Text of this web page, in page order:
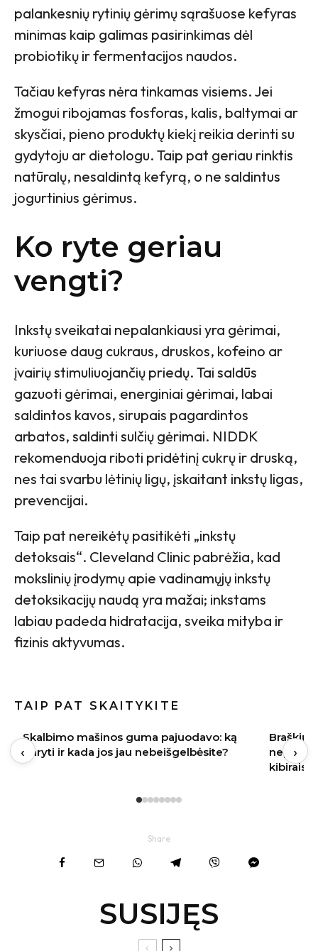
palankesnių rytinių gėrimų sąrašuose kefyras
minimas kaip galimas pasirinkimas dėl
probiotikų ir fermentacijos naudos.
Tačiau kefyras nėra tinkamas visiems. Jei
žmogui ribojamas fosforas, kalis, baltymai ar
skysčiai, pieno produktų kiekį reikia derinti su
gydytoju ar dietologu. Taip pat geriau rinktis
natūralų, nesaldintą kefyrą, o ne saldintus
jogurtinius gėrimus.
Ko ryte geriau
vengti?
Inkstų sveikatai nepalankiausi yra gėrimai,
kuriuose daug cukraus, druskos, kofeino ar
įvairių stimuliuojančių priedų. Tai saldūs
gazuoti gėrimai, energiniai gėrimai, labai
saldintos kavos, sirupais pagardintos
arbatos, saldinti sulčių gėrimai. NIDDK
rekomenduoja riboti pridėtinį cukrų ir druską,
nes tai svarbu lėtinių ligų, įskaitant inkstų ligas,
prevencijai.
Taip pat nereikėtų pasitikėti „inkstų
detoksais“. Cleveland Clinic pabrėžia, kad
mokslinių įrodymų apie vadinamųjų inkstų
detoksikacijų naudą yra mažai; inkstams
labiau padeda hidratacija, sveika mityba ir
fizinis aktyvumas.
TAIP PAT SKAITYKITE
Braškių sodinimas rugpjūtį 2026:
nepraleiskite šių datų – kitąmet skinsite
kibirais
Vasaros
įvaizdį
‹ ›
Share
SUSIJĘS